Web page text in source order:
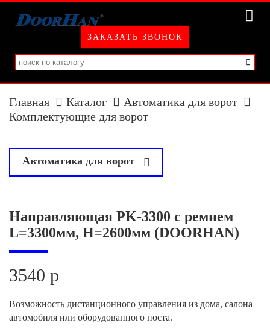
ЗАКАЗАТЬ ЗВОНОК
Главная Каталог
Автоматика для ворот
Комплектующие для ворот
Автоматика для ворот
Привода для откатных ворот
Привода для секционных ворот
Комплектующие для ворот
Направляющая PK-3300 с ремнем
L=3300мм, H=2600мм (DOORHAN)
3540 р
Возможность дистанционного управления из дома, салона
автомобиля или оборудованного поста.